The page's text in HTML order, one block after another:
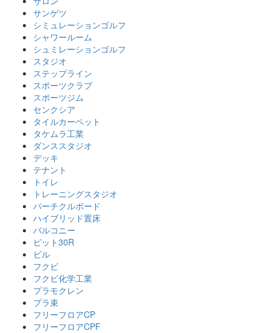
サンゲツ
シミュレーションゴルフ
シャワールーム
シュミレーションゴルフ
スタジオ
ステップライン
スポーツクラブ
スポーツジム
センクシア
タイルカーペット
タケムラ工業
ダンススタジオ
デッキ
テナント
トイレ
トレーニングスタジオ
パーチクルボード
ハイブリッド置床
バルコニー
ピット30R
ビル
フクビ
フクビ化学工業
プラモクレン
プラ束
フリーフロアCP
フリーフロアCPF